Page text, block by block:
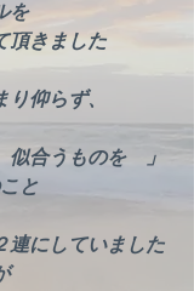
を
頂きました
仰らず、
似合うものを　」
と
連にしていました